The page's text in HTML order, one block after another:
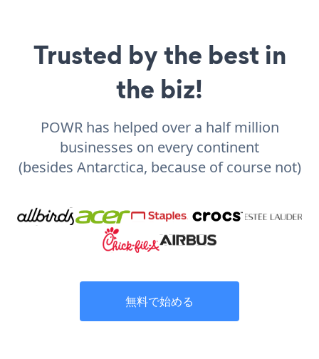
Trusted by the best in
the biz!
POWR has helped over a half million
businesses on every continent
(besides Antarctica, because of course not)
無料で始める